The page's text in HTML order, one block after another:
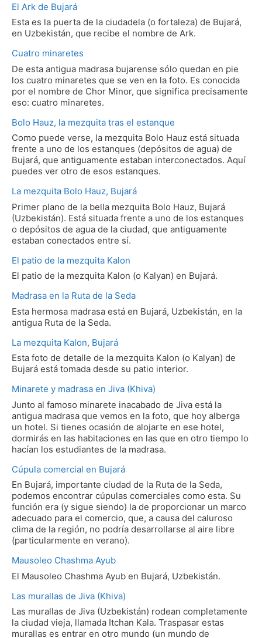
El Ark de Bujará
Esta es la puerta de la ciudadela (o fortaleza) de Bujará,
en Uzbekistán, que recibe el nombre de Ark.
Cuatro minaretes
De esta antigua madrasa bujarense sólo quedan en pie
los cuatro minaretes que se ven en la foto. Es conocida
por el nombre de Chor Minor, que significa precisamente
eso: cuatro minaretes.
Bolo Hauz, la mezquita tras el estanque
Como puede verse, la mezquita Bolo Hauz está situada
frente a uno de los estanques (depósitos de agua) de
Bujará, que antiguamente estaban interconectados. Aquí
puedes ver otro de esos estanques.
La mezquita Bolo Hauz, Bujará
Primer plano de la bella mezquita Bolo Hauz, Bujará
(Uzbekistán). Está situada frente a uno de los estanques
o depósitos de agua de la ciudad, que antiguamente
estaban conectados entre sí.
El patio de la mezquita Kalon
El patio de la mezquita Kalon (o Kalyan) en Bujará.
Madrasa en la Ruta de la Seda
Esta hermosa madrasa está en Bujará, Uzbekistán, en la
antigua Ruta de la Seda.
La mezquita Kalon, Bujará
Esta foto de detalle de la mezquita Kalon (o Kalyan) de
Bujará está tomada desde su patio interior.
Minarete y madrasa en Jiva (Khiva)
Junto al famoso minarete inacabado de Jiva está la
antigua madrasa que vemos en la foto, que hoy alberga
un hotel. Si tienes ocasión de alojarte en ese hotel,
dormirás en las habitaciones en las que en otro tiempo lo
hacían los estudiantes de la madrasa.
Cúpula comercial en Bujará
En Bujará, importante ciudad de la Ruta de la Seda,
podemos encontrar cúpulas comerciales como esta. Su
función era (y sigue siendo) la de proporcionar un marco
adecuado para el comercio, que, a causa del caluroso
clima de la región, no podría desarrollarse al aire libre
(particularmente en verano).
Mausoleo Chashma Ayub
El Mausoleo Chashma Ayub en Bujará, Uzbekistán.
Las murallas de Jiva (Khiva)
Las murallas de Jiva (Uzbekistán) rodean completamente
la ciudad vieja, llamada Itchan Kala. Traspasar estas
murallas es entrar en otro mundo (un mundo de